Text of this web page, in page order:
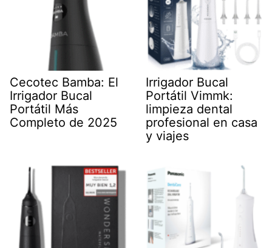
Cecotec Bamba: El
Irrigador Bucal
Portátil Más
Completo de 2025
Irrigador Bucal
Portátil Vimmk:
limpieza dental
profesional en casa
y viajes